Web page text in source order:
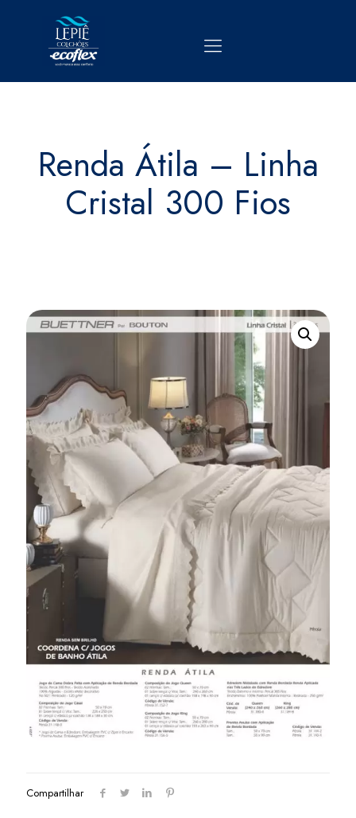
Renda Átila – Linha
Cristal 300 Fios
Compartilhar